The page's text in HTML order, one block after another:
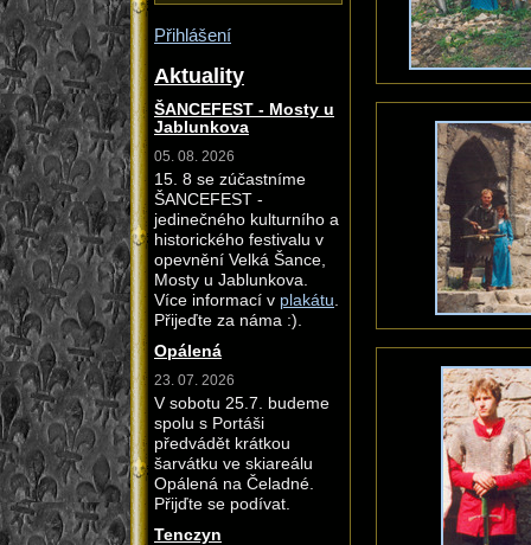
Přihlášení
Aktuality
ŠANCEFEST - Mosty u
Jablunkova
05. 08. 2026
15. 8 se zúčastníme
ŠANCEFEST -
jedinečného kulturního a
historického festivalu v
opevnění Velká Šance,
Mosty u Jablunkova.
Více informací v plakátu.
Přijeďte za náma :).
Opálená
23. 07. 2026
V sobotu 25.7. budeme
spolu s Portáši
předvádět krátkou
šarvátku ve skiareálu
Opálená na Čeladné.
Přijďte se podívat.
Tenczyn